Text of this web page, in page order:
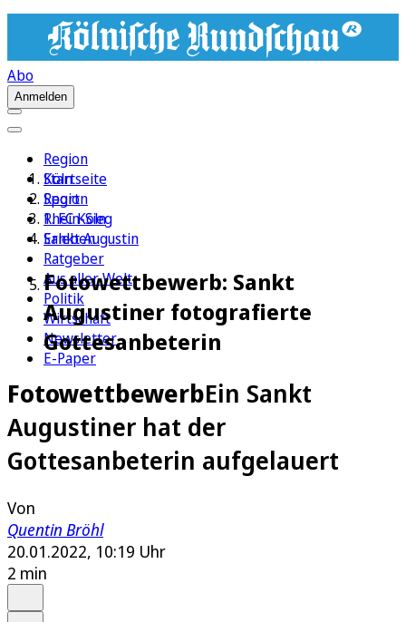
Abo
Anmelden
Region
Köln
Sport
1. FC Köln
Erleben
Ratgeber
Aus aller Welt
Politik
Wirtschaft
Newsletter
E-Paper
Startseite
Region
Rhein-Sieg
Sankt Augustin
Fotowettbewerb: Sankt
Augustiner fotografierte
Gottesanbeterin
FotowettbewerbEin Sankt
Augustiner hat der
Gottesanbeterin aufgelauert
Von
Quentin Bröhl
20.01.2022, 10:19 Uhr
2 min